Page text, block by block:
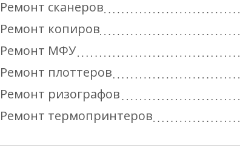
Ремонт сканеров
Ремонт копиров
Ремонт МФУ
Ремонт плоттеров
Ремонт ризографов
Ремонт термопринтеров